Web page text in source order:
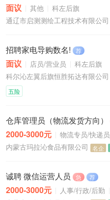
面议 其他
科左后旗
通辽市启测测绘工程技术有限公司
招聘家电导购数名! 荐
面议 店员/营业员
科左后旗
科尔沁左翼后旗恒胜拓达有限公司
五险
仓库管理员（物流发货方向）
2000-3000元 物流专员/快递员
内蒙古玛拉沁食品有限公司 名企
诚聘 微信运营人员 急 荐
2000-3000元 人事/行政/后勤